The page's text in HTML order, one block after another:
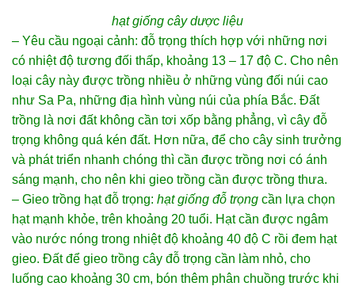
hạt giống cây dược liệu
– Yêu cầu ngoại cảnh: đỗ trọng thích hợp với những nơi
có nhiệt độ tương đối thấp, khoảng 13 – 17 độ C. Cho nên
loại cây này được trồng nhiều ở những vùng đối núi cao
như Sa Pa, những địa hình vùng núi của phía Bắc. Đất
trồng là nơi đất không cần tơi xốp bằng phẳng, vì cây đỗ
trọng không quá kén đất. Hơn nữa, để cho cây sinh trưởng
và phát triển nhanh chóng thì cần được trồng nơi có ánh
sáng mạnh, cho nên khi gieo trồng cần được trồng thưa.
– Gieo trồng hạt đỗ trọng: hạt giống đỗ trọng cần lựa chọn
hạt mạnh khỏe, trên khoảng 20 tuổi. Hạt cần được ngâm
vào nước nóng trong nhiệt độ khoảng 40 độ C rồi đem hạt
gieo. Đất để gieo trồng cây đỗ trọng cần làm nhỏ, cho
luống cao khoảng 30 cm, bón thêm phân chuồng trước khi